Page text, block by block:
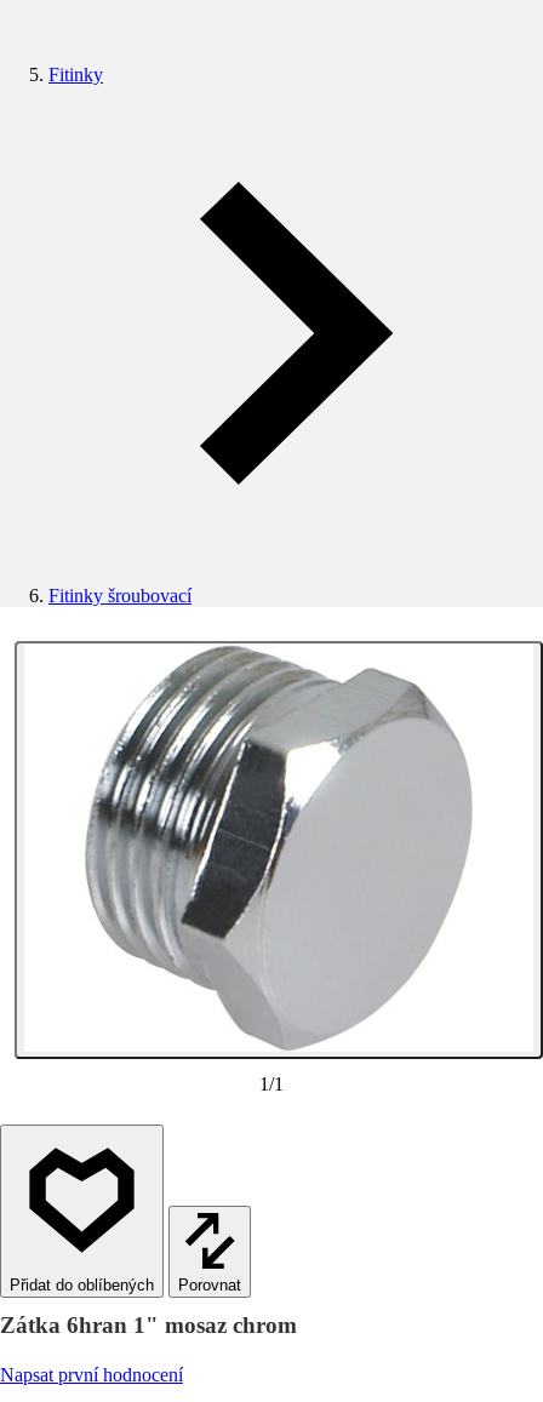
Fitinky
Fitinky šroubovací
1/1
Porovnat
Zátka 6hran 1" mosaz chrom
Napsat první hodnocení